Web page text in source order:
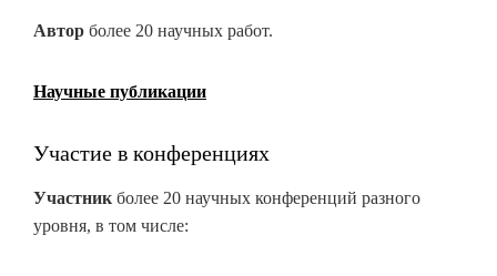
Автор более 20 научных работ.
Научные публикации
Участие в конференциях
Участник более 20 научных конференций разного
уровня, в том числе: